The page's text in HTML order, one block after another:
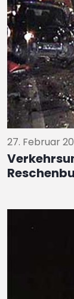
27. Februar